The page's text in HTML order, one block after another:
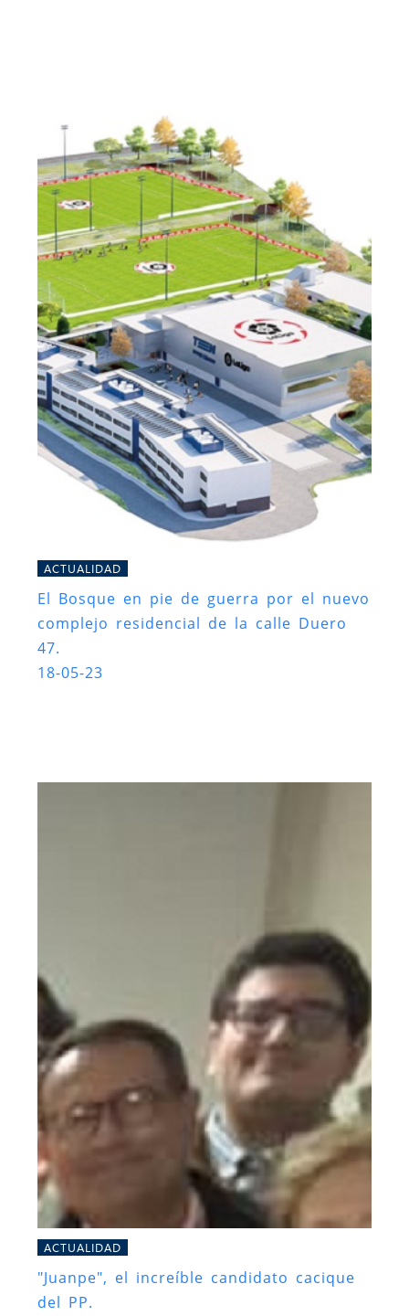
ACTUALIDAD
El Bosque en pie de guerra por el nuevo
complejo residencial de la calle Duero
47.
18-05-23
ACTUALIDAD
"Juanpe", el increíble candidato cacique
del PP.